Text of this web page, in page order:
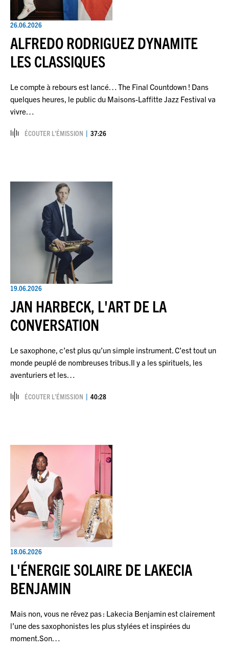
26.06.2026
ALFREDO RODRIGUEZ DYNAMITE
LES CLASSIQUES
Le compte à rebours est lancé… The Final Countdown ! Dans
quelques heures, le public du Maisons-Laffitte Jazz Festival va
vivre…
ÉCOUTER L’ÉMISSION 37:26
19.06.2026
JAN HARBECK, L'ART DE LA
CONVERSATION
Le saxophone, c’est plus qu’un simple instrument. C’est tout un
monde peuplé de nombreuses tribus.Il y a les spirituels, les
aventuriers et les…
ÉCOUTER L’ÉMISSION 40:28
18.06.2026
L'ÉNERGIE SOLAIRE DE LAKECIA
BENJAMIN
Mais non, vous ne rêvez pas : Lakecia Benjamin est clairement
l’une des saxophonistes les plus stylées et inspirées du
moment.Son…